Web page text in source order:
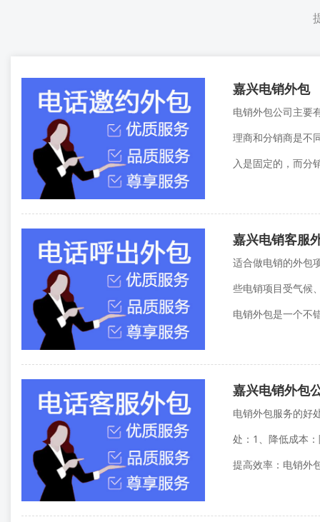
嘉兴电销外包
电销外包公司主要
理商和分销商是不
入是固定的，而分
嘉兴电销客服
适合做电销的外包
些电销项目受气候
电销外包是一个不
嘉兴电销外包
电销外包服务的好
处：1、降低成本
提高效率：电销外